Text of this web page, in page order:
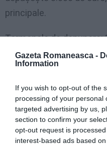
Gazeta Romaneasca -
Information
If you wish to opt-out of the
processing of your personal
targeted advertising by us,
section to confirm your
opt-out request is
interest-based ads based
principale.
Termenele de
Venituri PF până în 30
cu asistența subiecților
prin procedura online
Administrației